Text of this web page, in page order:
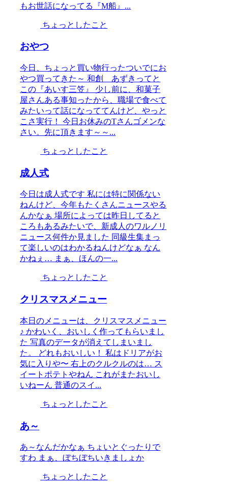
もお世話になってる『M船』...
ちょっとしたこと
おやつ
今日、ちょっと買い物行ったついでにお
やつ買ってきた～ 和創 あずきってと
この『あいす三笠』 少し前に、和菓子
屋さんある事知ったから、職場で食べて
みたいって話になっててんけど、やっと
こさ実行！ 今日お休みのTさんゴメンな
さい。先に頂きます～～...
ちょっとしたこと
成人式
今日は成人式です 私には特に関係ない
ねんけど、今年もたくさんニュースやる
んかなぁ 場所によっては昨日してると
ころもあるみたいで、新成人のワルノリ
ニュース何件か見ました 同級生集まっ
て楽しいのはわかるねんけどなぁ なん
かねぇ… まぁ、ほんの一...
ちょっとしたこと
クリスマスメニュー
本日のメニューは、クリスマスメニュー
♪ かわいく、おいしく作ってもらいまし
た 写真のデータが消えてしまいまし
た。 どれもおいしい！ 私はドリアがお
気に入りや〜 右上のクルクルのは… ス
イートポテトやねん これがまたおいし
いねーん 普通のスイ...
ちょっとしたこと
あ～
あ～なんだかなぁ ちょいとぐったりで
すわ まぁ、ぼちぼちいきましょか
ちょっとしたこと